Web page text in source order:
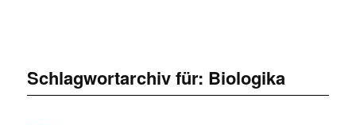
Schlagwortarchiv für: Biologika